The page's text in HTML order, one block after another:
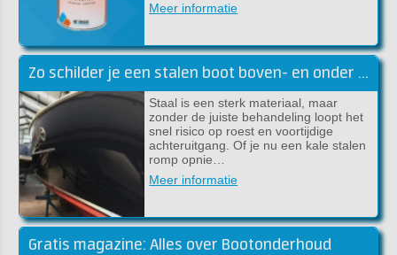
Meer informatie
Zo schilder je een stalen boot boven- en onder de waterlijn
Staal is een sterk materiaal, maar
zonder de juiste behandeling loopt het
snel risico op roest en voortijdige
achteruitgang. Of je nu een kale stalen
romp opnie…
Meer informatie
Gratis magazine: Alles over Bootonderhoud